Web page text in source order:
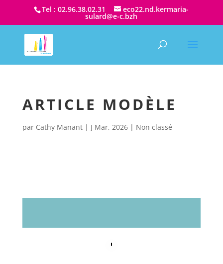
Tel : 02.96.38.02.31 eco22.nd.kermaria-
sulard@e-c.bzh
ARTICLE MODÈLE
par Cathy Manant| J Mar, 2026| Non classé